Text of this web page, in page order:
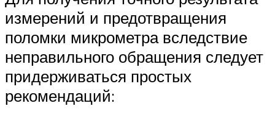
измерений и предотвращения
поломки микрометра вследствие
неправильного обращения следует
придерживаться простых
рекомендаций: